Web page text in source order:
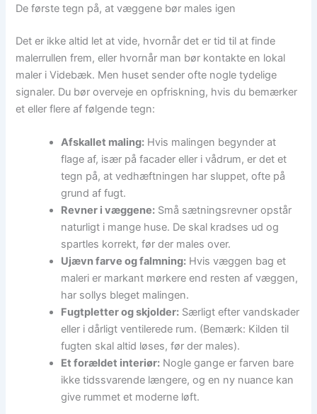
De første tegn på, at væggene bør males igen
Det er ikke altid let at vide, hvornår det er tid til at finde
malerrullen frem, eller hvornår man bør kontakte en lokal
maler i Videbæk. Men huset sender ofte nogle tydelige
signaler. Du bør overveje en opfriskning, hvis du bemærker
et eller flere af følgende tegn:
Afskallet maling: Hvis malingen begynder at
flage af, især på facader eller i vådrum, er det et
tegn på, at vedhæftningen har sluppet, ofte på
grund af fugt.
Revner i væggene: Små sætningsrevner opstår
naturligt i mange huse. De skal kradses ud og
spartles korrekt, før der males over.
Ujævn farve og falmning: Hvis væggen bag et
maleri er markant mørkere end resten af væggen,
har sollys bleget malingen.
Fugtpletter og skjolder: Særligt efter vandskader
eller i dårligt ventilerede rum. (Bemærk: Kilden til
fugten skal altid løses, før der males).
Et forældet interiør: Nogle gange er farven bare
ikke tidssvarende længere, og en ny nuance kan
give rummet et moderne løft.